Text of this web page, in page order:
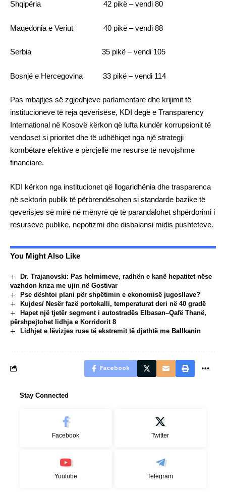
Shqipëria 42 pikë – vendi 80
Maqedonia e Veriut 40 pikë – vendi 88
Serbia 35 pikë – vendi 105
Bosnjë e Hercegovina 33 pikë – vendi 114
Pas mbajtjes së zgjedhjeve parlamentare dhe krijimit të
institucioneve të reja qeverisëse, KDI degë e Transparency
International në Kosovë kërkon që lufta kundër korrupsionit të
vendoset si prioritet dhe të udhëhiqet nga një strategji
kombëtare efektive e përcjellë me resurse të nevojshme
financiare.
KDI kërkon nga institucionet që llogaridhënia dhe trasparenca
në sektorin publik të përbrendësohen si standarde bazike të
qeverisjes së mirë në mënyrë që të parandalohet shpërdorimi i
resurseve publike, nepotizmi dhe disbalansi midis pushteteve.
You Might Also Like
Dr. Trajanovski: Pas helmimeve, radhën e kanë hepatitet nëse
vazhdon kriza me ujin në Gostivar
Pse dështoi plani për shpëtimin e ekonomisë jugosllave?
Kujdes/ Nesër fazë portokalli, temperaturat deri në 40 gradë
Hapet një tjetër segment i autostradës Elbasan–Qafë Thanë,
përshpejtohet lidhja e Korridorit 8
Lidhjet e lëvizjes ruse të ekstremit të djathtë me Ballkanin
Facebook
Stay Connected
Facebook Twitter
Youtube Telegram